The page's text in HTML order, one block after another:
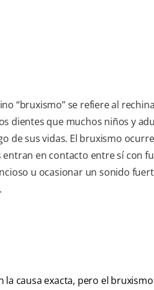
“bruxismo” se refiere al
dientes que muchos niños y
de sus vidas. El bruxismo
entran en contacto entre sí con
u ocasionar un sonido
causa exacta, pero el